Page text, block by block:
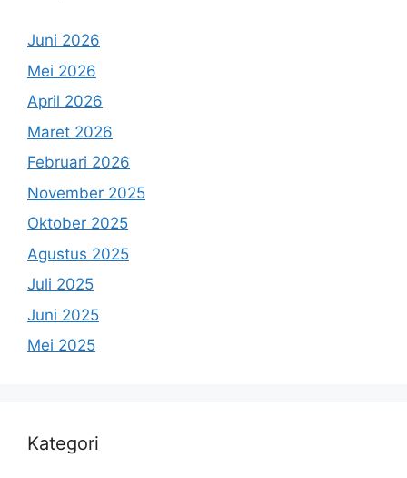
Juni 2026
Mei 2026
April 2026
Maret 2026
Februari 2026
November 2025
Oktober 2025
Agustus 2025
Juli 2025
Juni 2025
Mei 2025
Kategori